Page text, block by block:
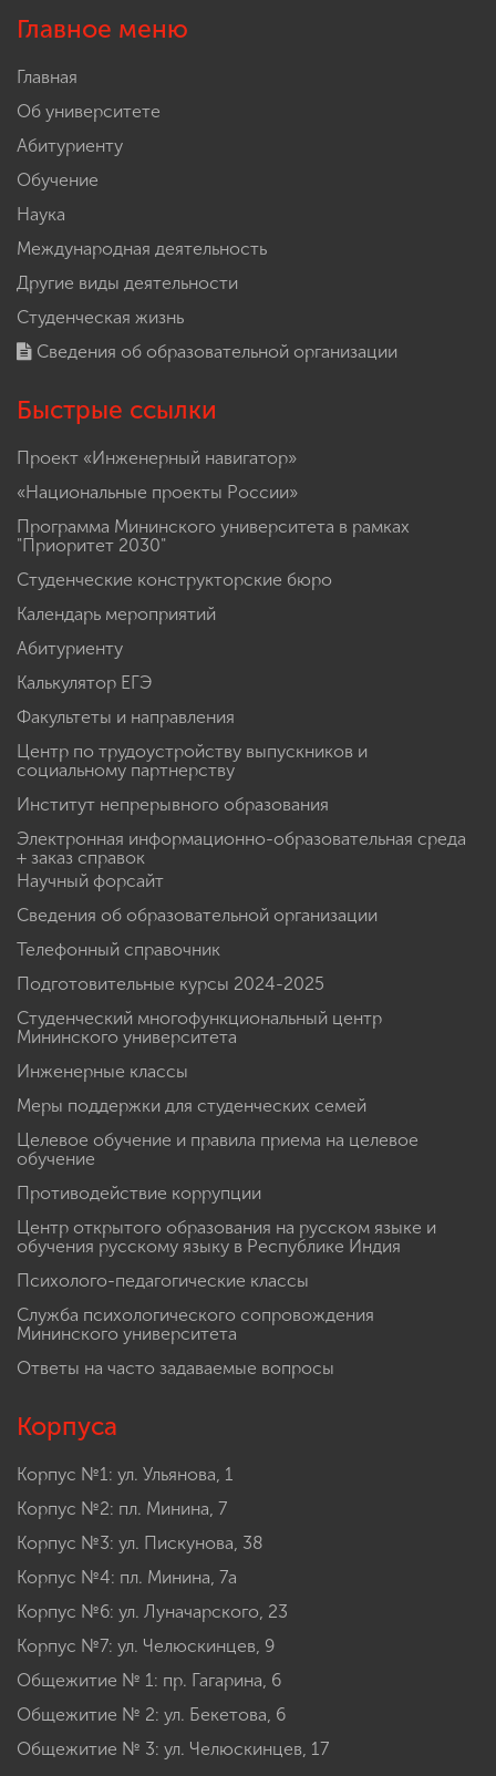
Главное меню
Главная
Об университете
Абитуриенту
Обучение
Наука
Международная деятельность
Другие виды деятельности
Студенческая жизнь
Сведения об образовательной организации
Быстрые ссылки
Проект «Инженерный навигатор»
«Национальные проекты России»
Программа Мининского университета в рамках
"Приоритет 2030"
Студенческие конструкторские бюро
Календарь мероприятий
Абитуриенту
Калькулятор ЕГЭ
Факультеты и направления
Центр по трудоустройству выпускников и
социальному партнерству
Институт непрерывного образования
Электронная информационно-образовательная среда
+ заказ справок
Научный форсайт
Сведения об образовательной организации
Телефонный справочник
Подготовительные курсы 2024-2025
Студенческий многофункциональный центр
Мининского университета
Инженерные классы
Меры поддержки для студенческих семей
Целевое обучение и правила приема на целевое
обучение
Противодействие коррупции
Центр открытого образования на русском языке и
обучения русскому языку в Республике Индия
Психолого-педагогические классы
Служба психологического сопровождения
Мининского университета
Ответы на часто задаваемые вопросы
Корпуса
Корпус №1: ул. Ульянова, 1
Корпус №2: пл. Минина, 7
Корпус №3: ул. Пискунова, 38
Корпус №4: пл. Минина, 7а
Корпус №6: ул. Луначарского, 23
Корпус №7: ул. Челюскинцев, 9
Общежитие № 1: пр. Гагарина, 6
Общежитие № 2: ул. Бекетова, 6
Общежитие № 3: ул. Челюскинцев, 17